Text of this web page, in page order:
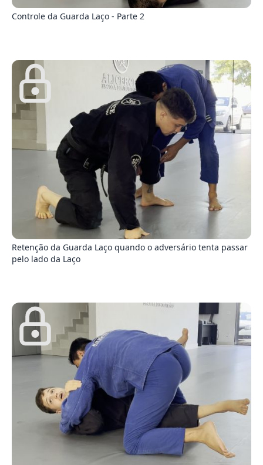
Controle da Guarda Laço - Parte 2
Retenção da Guarda Laço quando o adversário tenta passar
pelo lado da Laço